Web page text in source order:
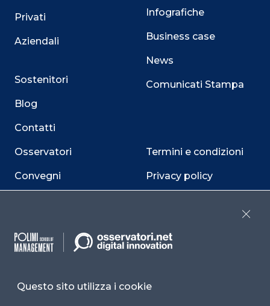
Privati
Aziendali
Sostenitori
Blog
Contatti
Osservatori
Convegni
Infografiche
Business case
News
Comunicati Stampa
Termini e condizioni
Privacy policy
Dichiarazione di
Cookie Center
Questo sito utilizza i cookie